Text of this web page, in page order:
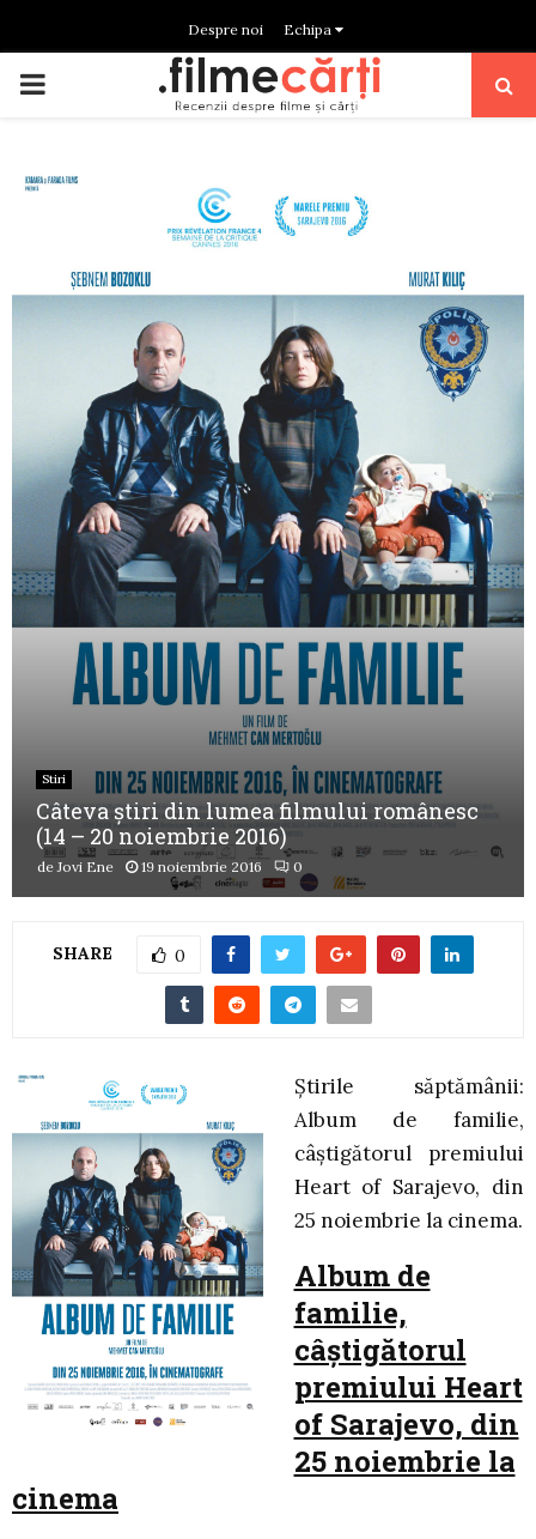
Despre noi Echipa
PRIMARY
Stiri
Câteva știri din lumea filmului românesc
(14 – 20 noiembrie 2016)
deJovi Ene 19 noiembrie 2016 0
SHARE 0
Știrile săptămânii:
Album de familie,
câștigătorul premiului
Heart of Sarajevo, din
25 noiembrie la cinema.
Album de
familie,
câștigătorul
premiului Heart
of Sarajevo, din
25 noiembrie la
cinema